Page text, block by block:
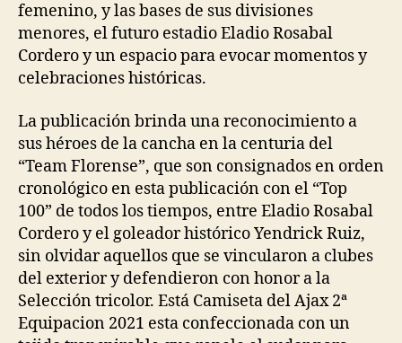
femenino, y las bases de sus divisiones
menores, el futuro estadio Eladio Rosabal
Cordero y un espacio para evocar momentos y
celebraciones históricas.
La publicación brinda una reconocimiento a
sus héroes de la cancha en la centuria del
“Team Florense”, que son consignados en orden
cronológico en esta publicación con el “Top
100” de todos los tiempos, entre Eladio Rosabal
Cordero y el goleador histórico Yendrick Ruiz,
sin olvidar aquellos que se vincularon a clubes
del exterior y defendieron con honor a la
Selección tricolor. Está Camiseta del Ajax 2ª
Equipacion 2021 esta confeccionada con un